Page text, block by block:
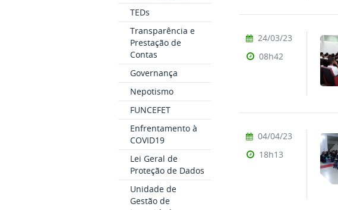
TEDs
Transparência e
Prestação de
Contas
Governança
Nepotismo
FUNCEFET
Enfrentamento à
COVID19
Lei Geral de
Proteção de Dados
Unidade de
Gestão de
24/03/23
08h42
04/04/23
18h13